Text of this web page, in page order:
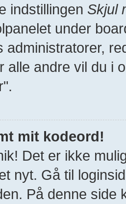
indstillingen Skjul
under
administratorer,
alle andre vil du i
mit kodeord!
Det er ikke
nyt. Gå til
På denne side